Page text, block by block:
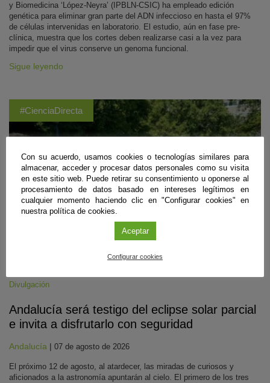
y Biomedicina ‘López-Neyra’ (IPBLN-CSIC) ha empleado edición
genética para eliminar gran parte del ADN infeccioso en hasta el 97%
de células intervenidas en laboratorio. El estudio, aún en fase pre-
clínica, muestra que los cortes deben realizarse casi a la vez para
impedir que el virus conserve un genoma funcional.
Sigue leyendo
#CienciaDirecta
Divulgación
Andalucía será testigo del eclipse solar parcial
e invita a disfrutarlo con seguridad
Andalucía | 07 de agosto de 2026
El próximo 12 de agosto, al atardecer, las miradas de curiosos y
aficionados a la astronomía apuntarán al cielo. El primero de los tres
Con su acuerdo, usamos cookies o tecnologías similares para
almacenar, acceder y procesar datos personales como su visita
en este sitio web. Puede retirar su consentimiento u oponerse al
procesamiento de datos basado en intereses legítimos en
cualquier momento haciendo clic en "Configurar cookies" en
nuestra política de cookies.
Aceptar
Configurar cookies